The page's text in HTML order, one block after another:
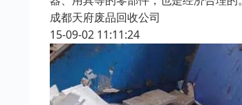
成都天府废品回收公司
15-09-02 11:11:24